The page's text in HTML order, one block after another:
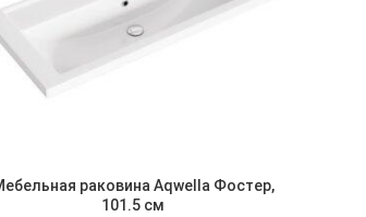
В КОРЗИНУ
раковина Aqwella Фостер,
101.5 см